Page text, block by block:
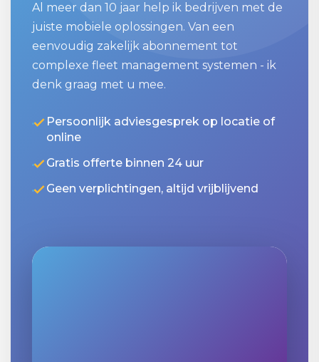
Al meer dan 10 jaar help ik bedrijven met de
juiste mobiele oplossingen. Van een
eenvoudig zakelijk abonnement tot
complexe fleet management systemen - ik
denk graag met u mee.
Persoonlijk adviesgesprek op locatie of
online
Gratis offerte binnen 24 uur
Geen verplichtingen, altijd vrijblijvend